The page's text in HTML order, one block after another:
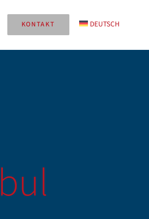
KONTAKT DEUTSCH